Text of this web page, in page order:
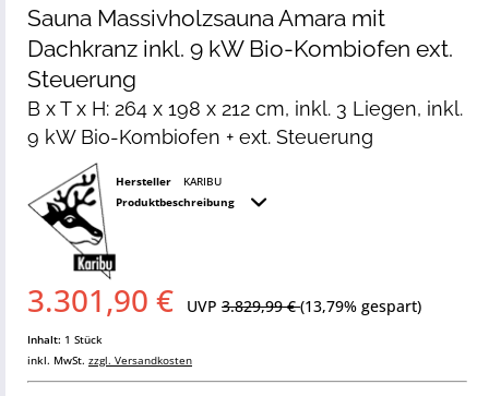
Sauna Massivholzsauna Amara mit
Dachkranz inkl. 9 kW Bio-Kombiofen ext.
Steuerung
B x T x H: 264 x 198 x 212 cm, inkl. 3 Liegen, inkl.
9 kW Bio-Kombiofen + ext. Steuerung
Hersteller
KARIBU
Produktbeschreibung
3.301,90 € UVP 3.829,99 €(13,79% gespart)
Inhalt: 1 Stück
inkl. MwSt. zzgl. Versandkosten